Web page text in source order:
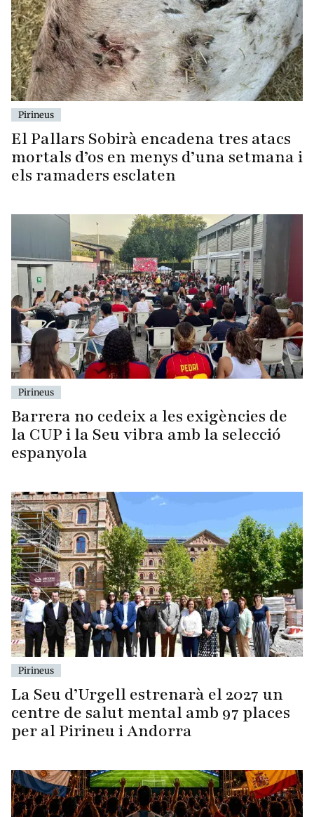
Pirineus
El Pallars Sobirà encadena tres atacs
mortals d’os en menys d’una setmana i
els ramaders esclaten
Pirineus
Barrera no cedeix a les exigències de
la CUP i la Seu vibra amb la selecció
espanyola
Pirineus
La Seu d’Urgell estrenarà el 2027 un
centre de salut mental amb 97 places
per al Pirineu i Andorra